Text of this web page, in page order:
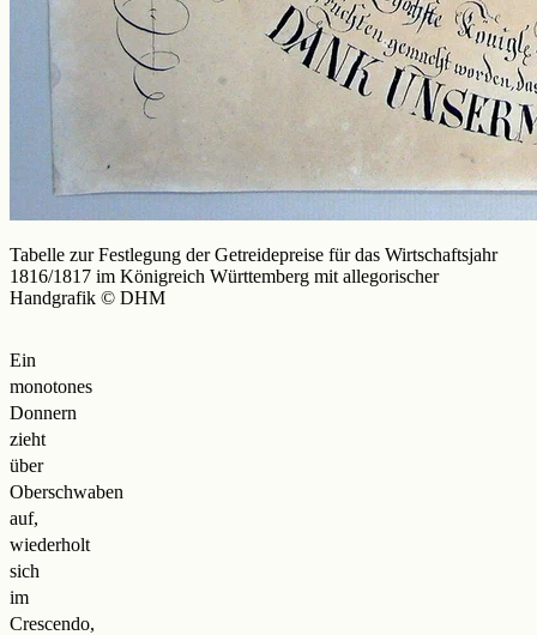
Tabelle zur Festlegung der Getreidepreise für das Wirtschaftsjahr
1816/1817 im Königreich Württemberg mit allegorischer
Handgrafik © DHM
Ein
monotones
Donnern
zieht
über
Oberschwaben
auf,
wiederholt
sich
im
Crescendo,